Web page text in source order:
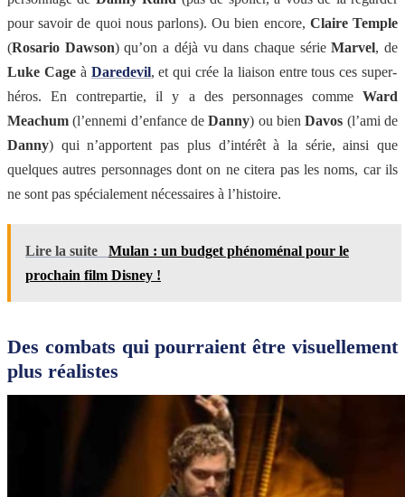
pour savoir de quoi nous parlons). Ou bien encore, Claire Temple
(Rosario Dawson) qu’on a déjà vu dans chaque sérieMarvel, de
Luke Cageà Daredevil, et qui crée la liaison entre tous ces super-
héros. En contrepartie, il y a des personnages comme Ward
Meachum (l’ennemi d’enfance deDanny) ou bienDavos (l’ami de
Danny) qui n’apportent pas plus d’intérêt à la série, ainsi que
quelques autres personnages dont on ne citera pas les noms, car ils
ne sont pas spécialement nécessaires à l’histoire.
Lire la suite
Mulan : un budget phénoménal pour le
prochain film Disney !
Des combats qui pourraient être visuellement
plus réalistes